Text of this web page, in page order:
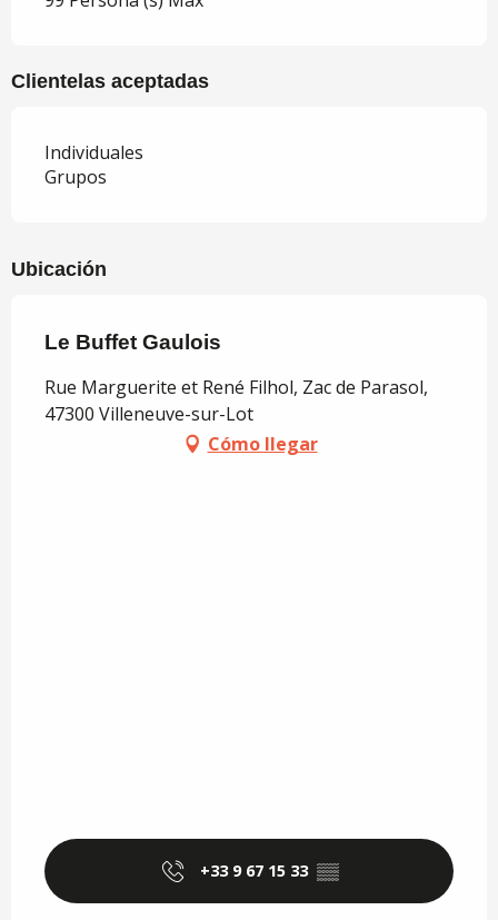
Clientelas aceptadas
Individuales
Grupos
Ubicación
Le Buffet Gaulois
Rue Marguerite et René Filhol, Zac de Parasol,
47300 Villeneuve-sur-Lot
Cómo llegar
+33 9 67 15 33 ▒▒